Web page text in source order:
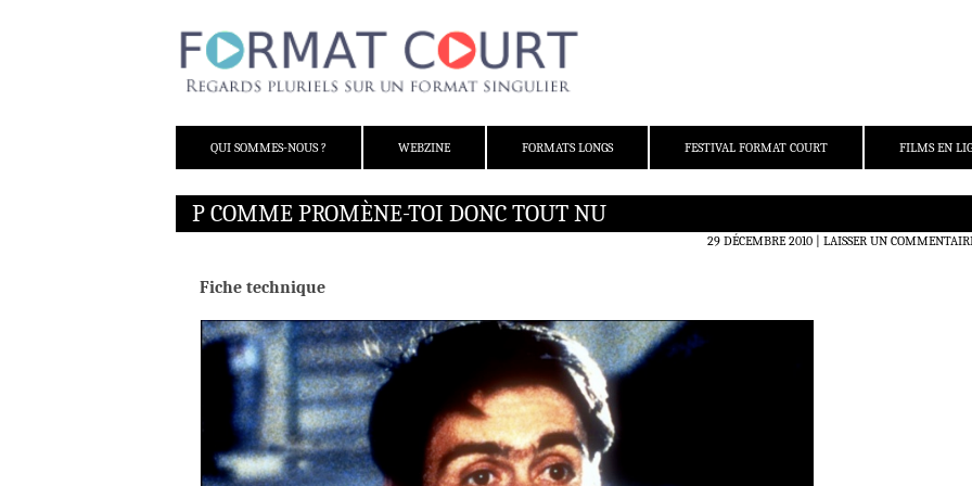
QUI SOMMES-NOUS ?
WEBZINE FORMATS LONGS FESTIVAL FORMAT COURT FILMS EN
P COMME PROMÈNE-TOI DONC TOUT NU
29 DÉCEMBRE 2010 LAISSER UN
Fiche technique